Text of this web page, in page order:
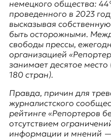
e
r
|
D
E
K
O
немецкого общества:
проведенного в 2023
высказывая
быть осторожными.
свободы прессы,
организацией
занимает десятое
180 стран).
Правда, причин для
журналистского
рейтинге «Репортеров
отсутствием
информации и мнений —